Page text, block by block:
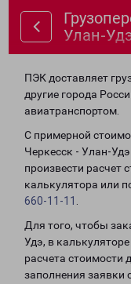
Улан-
ПЭК доставляет
другие города
авиатранспортом.
С примерной
Черкесск - Улан-
произвести расчет
калькулятора или
660-11-11
Для того, чтобы
Удэ, в
расчета стоимости
заполнения заявки